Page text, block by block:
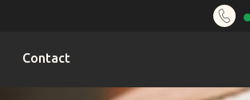
Contact